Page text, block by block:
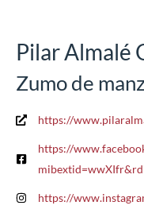
Pilar Almalé
Zumo de
https://
https://
https://